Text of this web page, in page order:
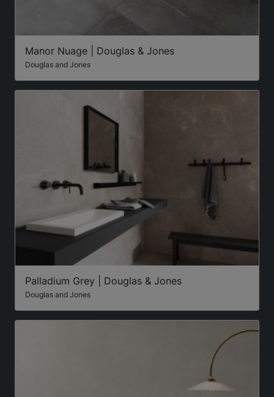
Manor Nuage | Douglas & Jones
Douglas and Jones
Palladium Grey | Douglas & Jones
Douglas and Jones